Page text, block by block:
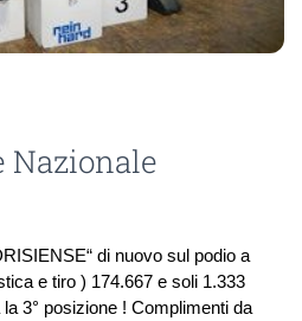
Nazionale
di nuovo sul podio a
e tiro ) 174.667 e soli 1.333
3° posizione ! Complimenti da